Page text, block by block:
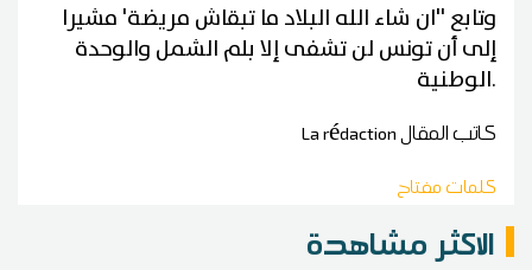
وتابع ''ان شاء الله البلاد ما تبقاش مريضة' مشيرا
إلى أن تونس لن تشفى إلا بلم الشمل والوحدة
الوطنية.
كاتب المقالLa rédaction
كلمات مفتاح
الاكثر مشاهدة